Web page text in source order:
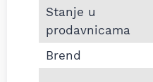
Informacije o
Stanje u
prodavnicama
Brend